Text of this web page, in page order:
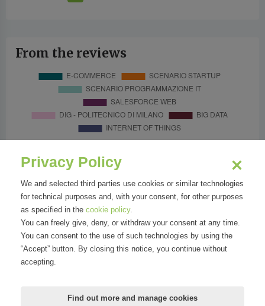
From the reviews
Privacy Policy
We and selected third parties use cookies or similar technologies
for technical purposes and, with your consent, for other purposes
as specified in the cookie policy.
You can freely give, deny, or withdraw your consent at any time.
You can consent to the use of such technologies by using the
“Accept” button. By closing this notice, you continue without
accepting.
Find out more and manage cookies